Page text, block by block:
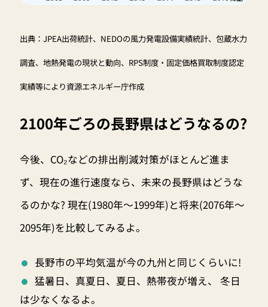
出典：JPEA出荷統計、NEDOの風力発電設備実績統計、包蔵水力
調査、地熱発電の現状と動向、RPS制度・固定価格買取制度認定
実績等により資源エネルギー庁作成
2100年ごろの長野県はどうなるの?
今後、CO₂などの排出削減対策がほとんど進ま
ず、現在の進行速度なら、未来の長野県はどうな
るのかな? 現在(1980年〜1999年)と将来(2076年〜
2095年)を比較してみるよ。
長野市の平均気温が今の九州と同じくらいに!
猛暑日、真夏日、夏日、熱帯夜が増え、 冬日
は少なくなるよ。